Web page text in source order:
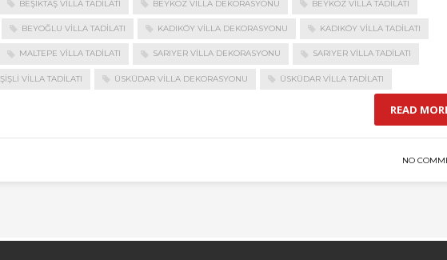
BEŞIKTAŞ VILLA TADILATI BEYKOZ VILLA DEKORASYONU BEYKOZ VILLA TADILATI
BEYOĞLU VILLA TADILATI KADIKÖY VILLA DEKORASYONU KADIKÖY VILLA TADILATI
MALTEPE VILLA TADILATI SARIYER VILLA DEKORASYONU SARIYER VILLA TADILATI
ŞIŞLI VILLA TADILATI ÜSKÜDAR VILLA DEKORASYONU ÜSKÜDAR VILLA TADILATI
READ
NO